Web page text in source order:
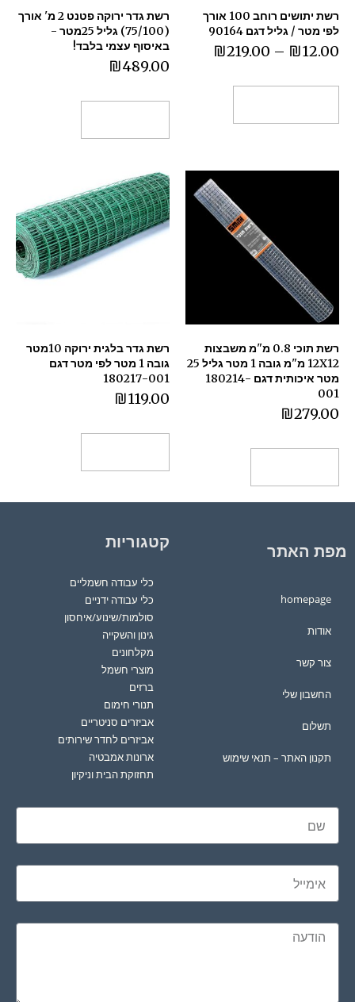
רשת יתושים רוחב 100 אורך
לפי מטר / גליל דגם 90164
₪12.00
–
₪219.00
רשת גדר ירוקה פטנט 2 מ' אורך
(75/100) גליל 25מטר -
באיסוף עצמי בלבד!
₪489.00
רשת תוכי 0.8 מ"מ משבצות
12X12 מ"מ גובה 1 מטר גליל 25
מטר איכותית דגם 180214-
001
₪279.00
רשת גדר בלגית ירוקה 10מטר
גובה 1 מטר לפי מטר דגם
180217-001
₪119.00
מפת האתר
homepage
אודות
צור קשר
החשבון שלי
תשלום
תקנון האתר – תנאי שימוש
קטגוריות
כלי עבודה חשמליים
כלי עבודה ידניים
סולמות/שינוע/איחסון
גינון והשקייה
מקלחונים
מוצרי חשמל
ברזים
תנורי חימום
אביזרים סניטריים
אביזרים לחדר שירותים
ארונות אמבטיה
תחזוקת הבית וניקיון